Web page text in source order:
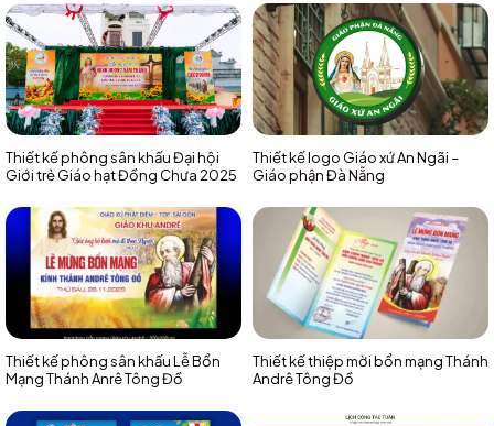
Thiết kế phông sân khấu Đại hội
Giới trẻ Giáo hạt Đồng Chưa 2025
Thiết kế logo Giáo xứ An Ngãi –
Giáo phận Đà Nẵng
Thiết kế phông sân khấu Lễ Bổn
Mạng Thánh Anrê Tông Đồ
Thiết kế thiệp mời bổn mạng Thánh
Andrê Tông Đồ